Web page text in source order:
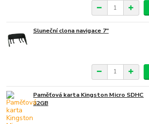
Sluneční clona navigace 7"
Paměťová karta Kingston Micro SDHC
32GB